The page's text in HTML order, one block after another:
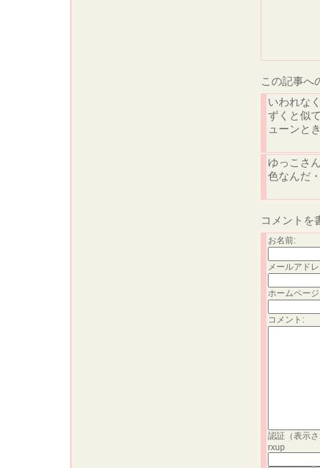
この記事へ
いわれな
ずくと似
ューンと
ゆっこさ
色なんだ
コメントを
お名前:
メールアド
ホームペー
コメント:
認証（表示
rxup